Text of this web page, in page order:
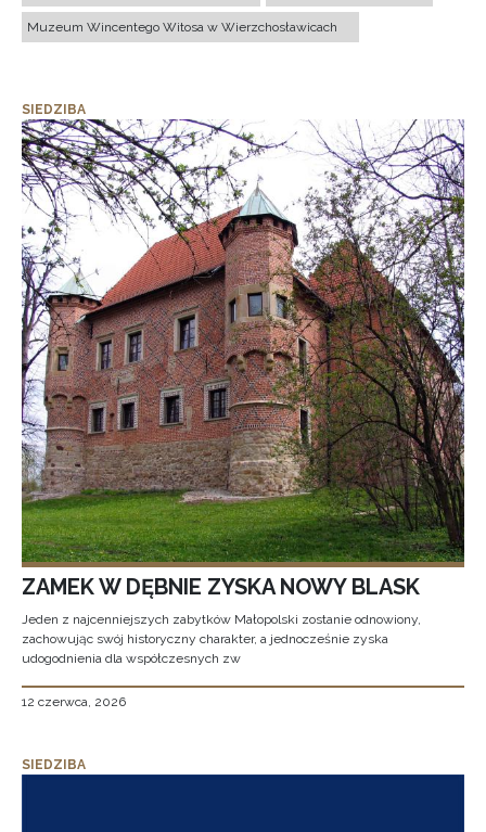
Muzeum Wincentego Witosa w Wierzchosławicach
SIEDZIBA
ZAMEK W DĘBNIE ZYSKA NOWY BLASK
Jeden z najcenniejszych zabytków Małopolski zostanie odnowiony,
zachowując swój historyczny charakter, a jednocześnie zyska
udogodnienia dla współczesnych zw
12 czerwca, 2026
SIEDZIBA